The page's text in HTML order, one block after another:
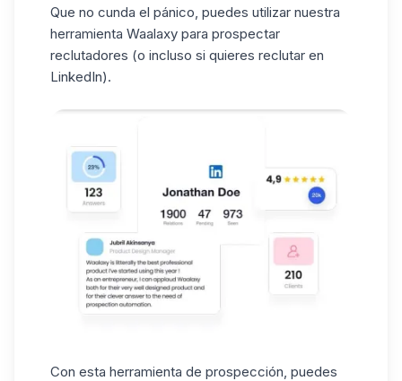
Que no cunda el pánico, puedes utilizar nuestra
herramienta Waalaxy para prospectar
reclutadores (o incluso si quieres reclutar en
LinkedIn).
Con esta herramienta de prospección, puedes